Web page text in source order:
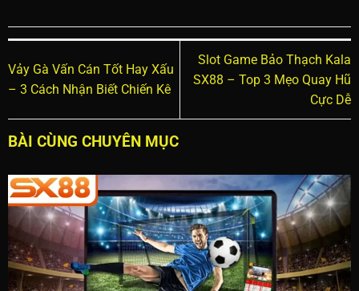
Vảy Gà Vấn Cán Tốt Hay Xấu
– 3 Cách Nhận Biết Chiến Kê
Slot Game Bảo Thạch Kala
SX88 – Top 3 Mẹo Quay Hũ
Cực Dễ
BÀI CÙNG CHUYÊN MỤC